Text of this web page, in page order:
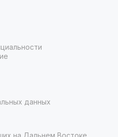
данных
на Дальнем Востоке